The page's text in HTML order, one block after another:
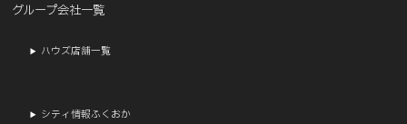
グループ会社一覧
ハウズ店舗一覧
シティ情報ふくおか